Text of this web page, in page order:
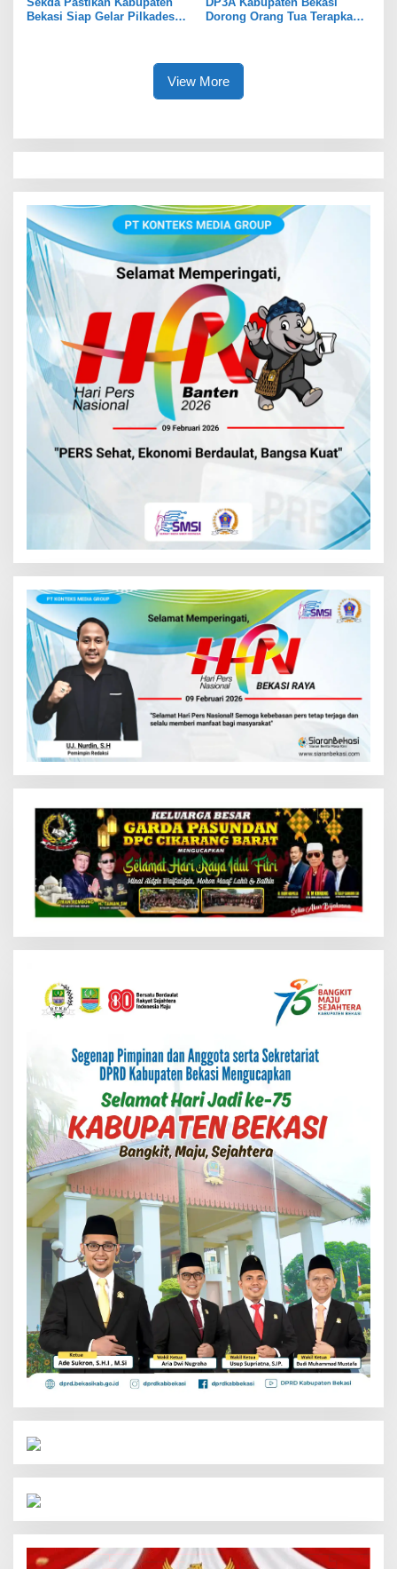
Bekasi Siap Gelar Pilkades
Dorong Orang Tua Terapkan
View More